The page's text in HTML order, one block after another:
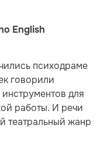
English
психодраме
говорили
для
работы. И речи
театральный жанр